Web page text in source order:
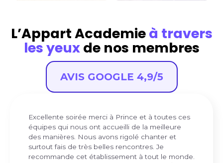
L’Appart Academieà travers
les yeuxde nos membres
AVIS GOOGLE 4,9/5
Excellente soirée merci à Prince et à toutes ces
équipes qui nous ont accueilli de la meilleure
des manières. Nous avons rigolé chanter et
surtout fais de très belles rencontres. Je
recommande cet établissement à tout le monde.